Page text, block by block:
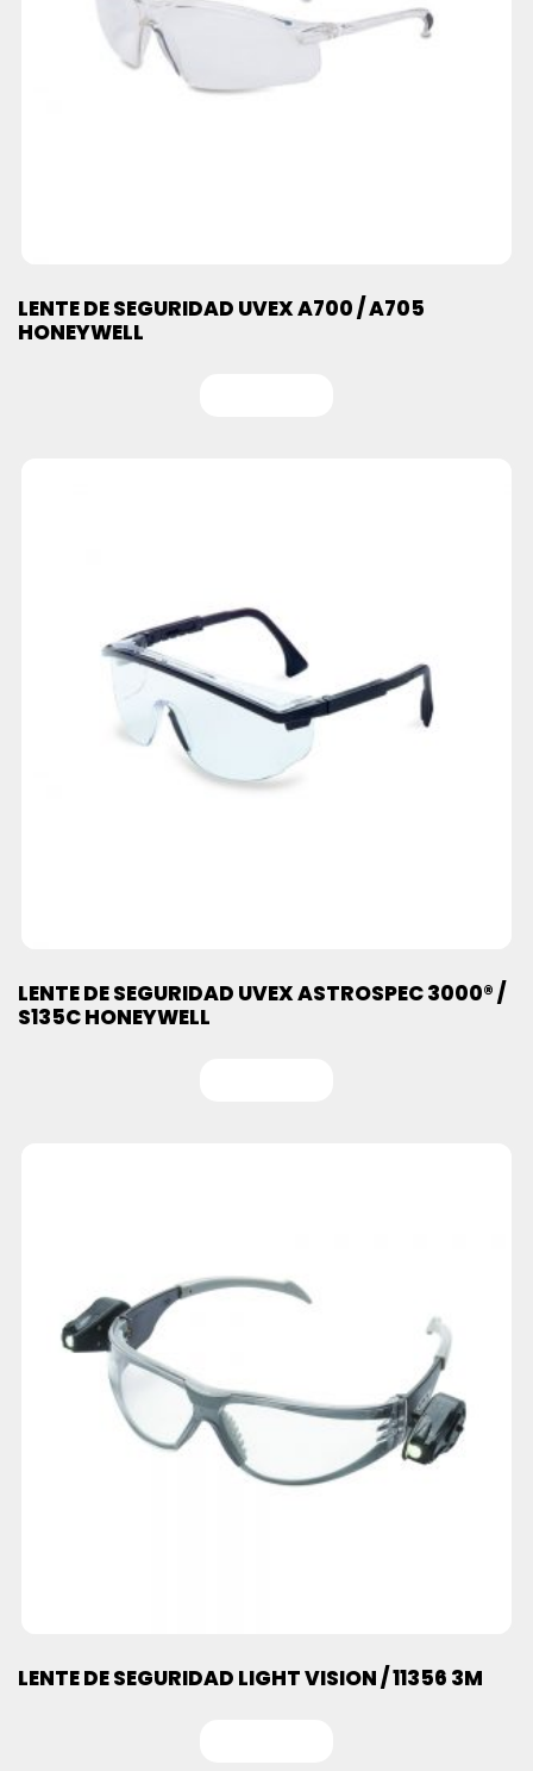
LENTE DE SEGURIDAD UVEX A700 / A705
HONEYWELL
LENTE DE SEGURIDAD UVEX ASTROSPEC 3000® /
S135C HONEYWELL
LENTE DE SEGURIDAD LIGHT VISION / 11356 3M